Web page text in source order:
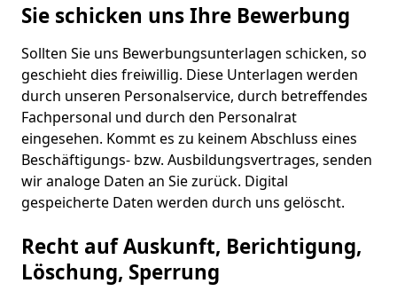
Sie schicken uns Ihre Bewerbung
Sollten Sie uns Bewerbungsunterlagen schicken, so
geschieht dies freiwillig. Diese Unterlagen werden
durch unseren Personalservice, durch betreffendes
Fachpersonal und durch den Personalrat
eingesehen. Kommt es zu keinem Abschluss eines
Beschäftigungs- bzw. Ausbildungsvertrages, senden
wir analoge Daten an Sie zurück. Digital
gespeicherte Daten werden durch uns gelöscht.
Recht auf Auskunft, Berichtigung,
Löschung, Sperrung